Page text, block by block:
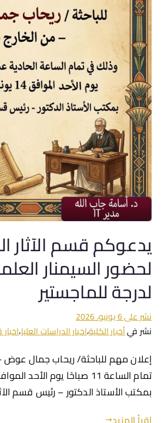
يدعوكم قسم الآثار
لحضور السيمنار
لدرجة للماجستير
نشر على6 يونيو، 2026
نشر فيأخبار الكلية،اخبار الدراسات العليا،
إعلان مهم للباحثة/ ريحاب جمال عوض
بمكتب الأستاذ الدكتور – رئيس قسم